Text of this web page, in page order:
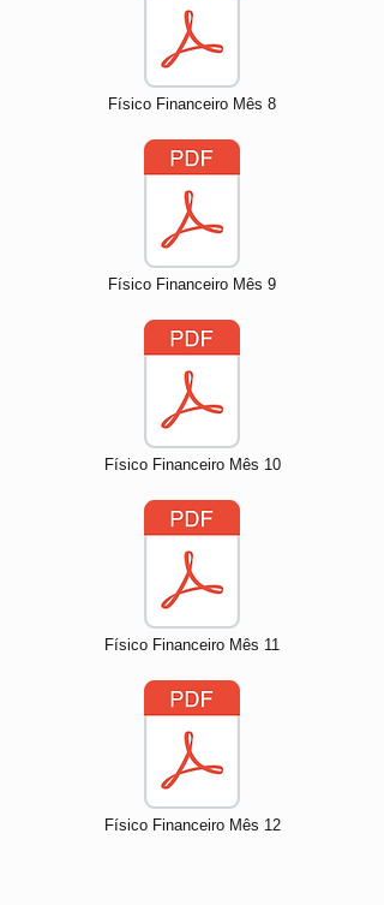
Físico Financeiro Mês 8
Físico Financeiro Mês 9
Físico Financeiro Mês 10
Físico Financeiro Mês 11
Físico Financeiro Mês 12